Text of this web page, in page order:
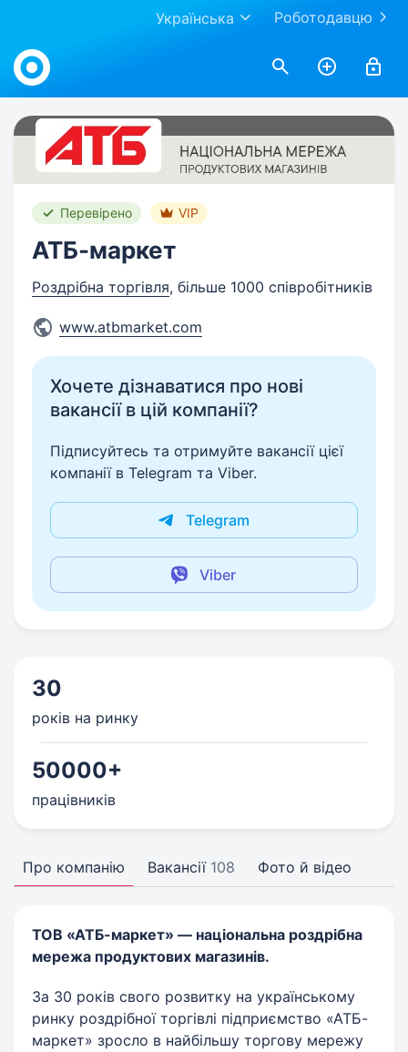
Роботодавцю
Українська
Work.ua
Перевірено VIP
АТБ-маркет
Роздрібна торгівля, більше 1000 співробітників
www.atbmarket.com
Хочете дізнаватися про нові
вакансії в цій компанії?
Підписуйтесь та отримуйте вакансії цієї
компанії в Telegram та Viber.
Telegram
Viber
30
років на ринку
50000+
працівників
Про компанію Вакансії 108 Фото й відео
ТОВ «АТБ-маркет» — національна роздрібна
мережа продуктових магазинів.
За 30 років свого розвитку на українському
ринку роздрібної торгівлі підприємство «АТБ-
маркет» зросло в найбільшу торгову мережу